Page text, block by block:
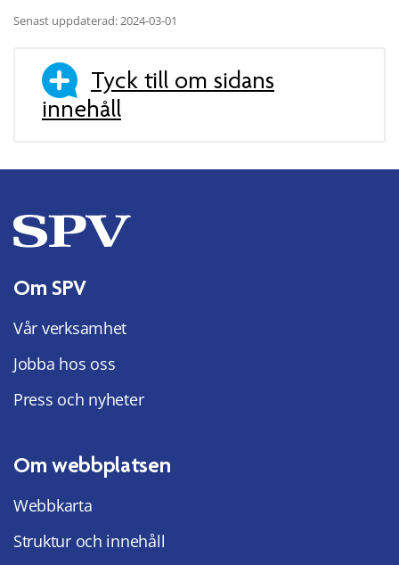
Senast uppdaterad: 2024-03-01
Tyck till om sidans
innehåll
Om SPV
Vår verksamhet
Jobba hos oss
Press och nyheter
Om webbplatsen
Webbkarta
Struktur och innehåll